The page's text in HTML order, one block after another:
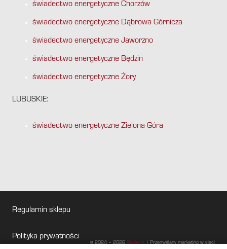
świadectwo energetyczne Chorzów
świadectwo energetyczne Dąbrowa Górnicza
świadectwo energetyczne Jaworzno
świadectwo energetyczne Będzin
świadectwo energetyczne Żory
LUBUSKIE:
świadectwo energetyczne Zielona Góra
Regulamin sklepu
Polityka prywatności
@ 2024 – 2026Gogler.pl| Przemyślany marketing w sieci